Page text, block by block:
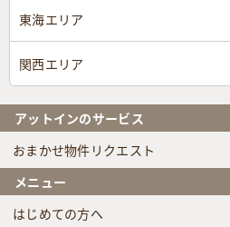
東海エリア
関西エリア
アットインのサービス
おまかせ物件リクエスト
メニュー
はじめての方へ